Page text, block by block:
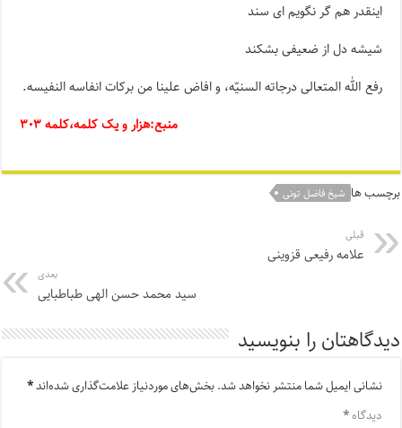
اینقدر هم گر نگویم اى سند
شیشه دل از ضعیفى بشکند
رفع الله المتعالی درجاته السنیّه، و افاض علینا من برکات انفاسه النفیسه.
منبع:هزار و یک کلمه،کلمه ۳۰۳
برچسب ها شیخ فاضل تونی
قبلی
علامه رفیعی قزوینی
بعدی
سید محمد حسن الهی طباطبایی
دیدگاهتان را بنویسید
نشانی ایمیل شما منتشر نخواهد شد.بخش‌های موردنیاز علامت‌گذاری شده‌اند*
دیدگاه*